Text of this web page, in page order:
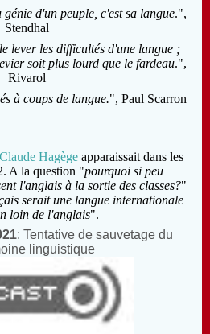
d'un peuple, c'est sa langue.",
Stendhal
lever les difficultés d'une langue ;
soit plus lourd que le fardeau.",
Rivarol
à coups de langue.", Paul Scarron
Claude Hagège apparaissait dans les
A la question "pourquoi si peu
l'anglais à la sortie des classes?"
serait une langue internationale
loin de l'anglais".
: Tentative de sauvetage du
linguistique